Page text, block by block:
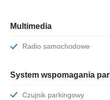
Multimedia
Radio samochodowe
System wspomagania
Czujnik parkingowy